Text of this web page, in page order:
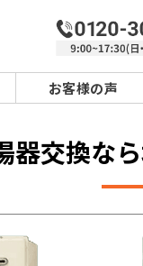
お客様の声
器交換な